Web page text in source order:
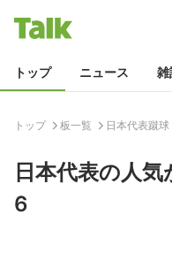
トップ ニュース 雑
トップ 板一覧 日本代表蹴球
日本代表の人
6